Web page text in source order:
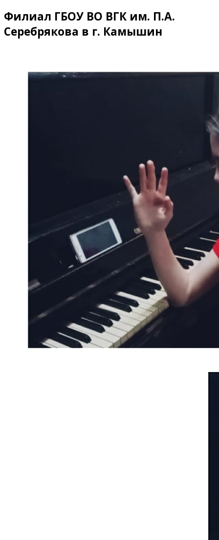
Филиал ГБОУ ВО ВГК им. П.А.
Серебрякова в г. Камышин